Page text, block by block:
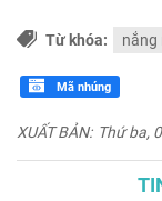
Từ khóa: nắng
Mã nhúng
XUẤT BẢN: Thứ ba,